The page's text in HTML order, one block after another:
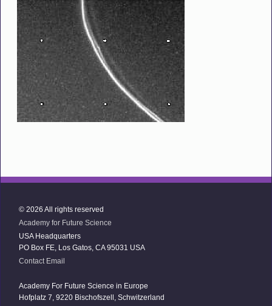
© 2026 All rights reserved
Academy for Future Science
USA Headquarters
PO Box FE, Los Gatos, CA 95031 USA
Contact Email
Academy For Future Science in Europe
Hofplatz 7, 9220 Bischofszell, Schwitzerland